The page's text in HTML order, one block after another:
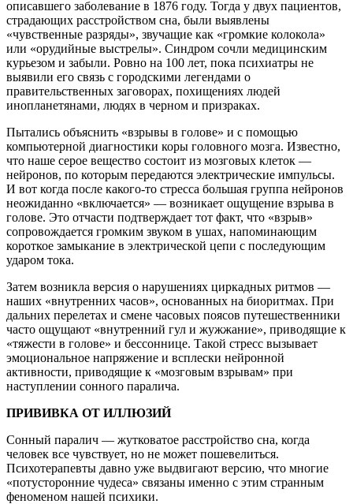
описавшего заболевание в 1876 году. Тогда у двух пациентов,
страдающих расстройством сна, были выявлены
«чувственные разряды», звучащие как «громкие колокола»
или «орудийные выстрелы». Синдром сочли медицинским
курьезом и забыли. Ровно на 100 лет, пока психиатры не
выявили его связь с городскими легендами о
правительственных заговорах, похищениях людей
инопланетянами, людях в черном и призраках.
Пытались объяснить «взрывы в голове» и с помощью
компьютерной диагностики коры головного мозга. Известно,
что наше серое вещество состоит из мозговых клеток —
нейронов, по которым передаются электрические импульсы.
И вот когда после какого-то стресса большая группа нейронов
неожиданно «включается» — возникает ощущение взрыва в
голове. Это отчасти подтверждает тот факт, что «взрыв»
сопровождается громким звуком в ушах, напоминающим
короткое замыкание в электрической цепи с последующим
ударом тока.
Затем возникла версия о нарушениях циркадных ритмов —
наших «внутренних часов», основанных на биоритмах. При
дальних перелетах и смене часовых поясов путешественники
часто ощущают «внутренний гул и жужжание», приводящие к
«тяжести в голове» и бессоннице. Такой стресс вызывает
эмоциональное напряжение и всплески нейронной
активности, приводящие к «мозговым взрывам» при
наступлении сонного паралича.
ПРИВИВКА ОТ ИЛЛЮЗИЙ
Сонный паралич — жутковатое расстройство сна, когда
человек все чувствует, но не может пошевелиться.
Психотерапевты давно уже выдвигают версию, что многие
«потусторонние чудеса» связаны именно с этим странным
феноменом нашей психики.